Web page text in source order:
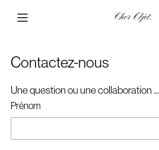
Contactez-nous
Une question ou une collaboration ...
Prénom